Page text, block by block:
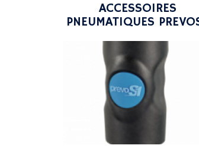
ACCESSOIRES
PNEUMATIQUES